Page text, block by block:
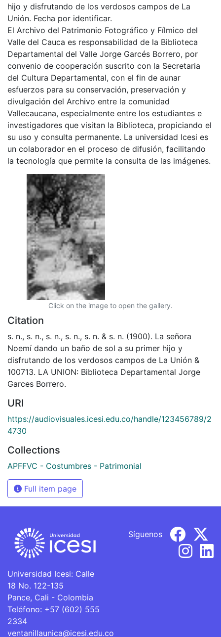
hijo y disfrutando de los verdosos campos de La
Unión. Fecha por identificar.
El Archivo del Patrimonio Fotográfico y Fílmico del
Valle del Cauca es responsabilidad de la Biblioteca
Departamental del Valle Jorge Garcés Borrero, por
convenio de cooperación suscrito con la Secretaria
del Cultura Departamental, con el fin de aunar
esfuerzos para su conservación, preservación y
divulgación del Archivo entre la comunidad
Vallecaucana, especialmente entre los estudiantes e
investigadores que visitan la Biblioteca, propiciando el
su uso y consulta permanente. La universidad Icesi es
un colaborador en el proceso de difusión, facilitando
la tecnología que permite la consulta de las imágenes.
Click on the image to open the gallery.
Citation
s. n., s. n., s. n., s. n., s. n. & s. n. (1900). La señora
Noemí dando un baño de sol a su primer hijo y
disfrutando de los verdosos campos de La Unión &
100713. LA UNION: Biblioteca Departamental Jorge
Garces Borrero.
URI
https://audiovisuales.icesi.edu.co/handle/123456789/2
4730
Collections
APFFVC - Costumbres - Patrimonial
Full item page
Universidad Icesi: Calle
18 No. 122-135
Pance, Cali - Colombia
Teléfono: +57 (602) 555
2334
ventanillaunica@icesi.edu.co
Síguenos